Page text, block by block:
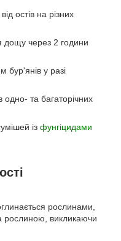
остів на різних
дощу через 2 години
бур'янів у разі
одно- та багаторічних
із фунгіцидами
рослинами,
рослиною, викликаючи